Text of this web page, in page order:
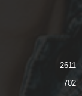
2611
702